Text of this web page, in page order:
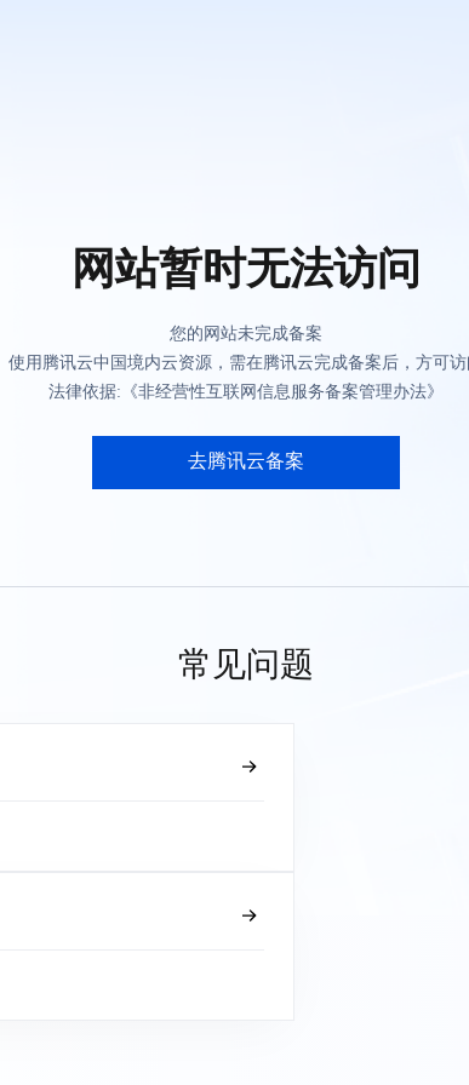
网站暂时无法访问
您的网站未完成备案
使用腾讯云中国境内云资源，需在腾讯云完成备案后，方可
法律依据:《非经营性互联网信息服务备案管理办法》
去腾讯云备案
常见问题